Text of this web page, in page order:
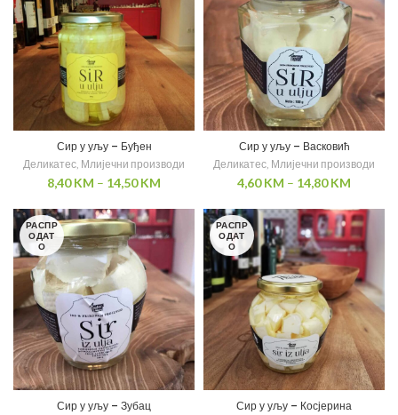
Сир у уљу – Буђен
Деликатес, Млијечни производи
8,40KM – 14,50KM
Сир у уљу – Васковић
Деликатес, Млијечни производи
4,60KM – 14,80KM
РАСПР
ОДАТ
О
Сир у уљу – Зубац
РАСПР
ОДАТ
О
Сир у уљу – Косјерина